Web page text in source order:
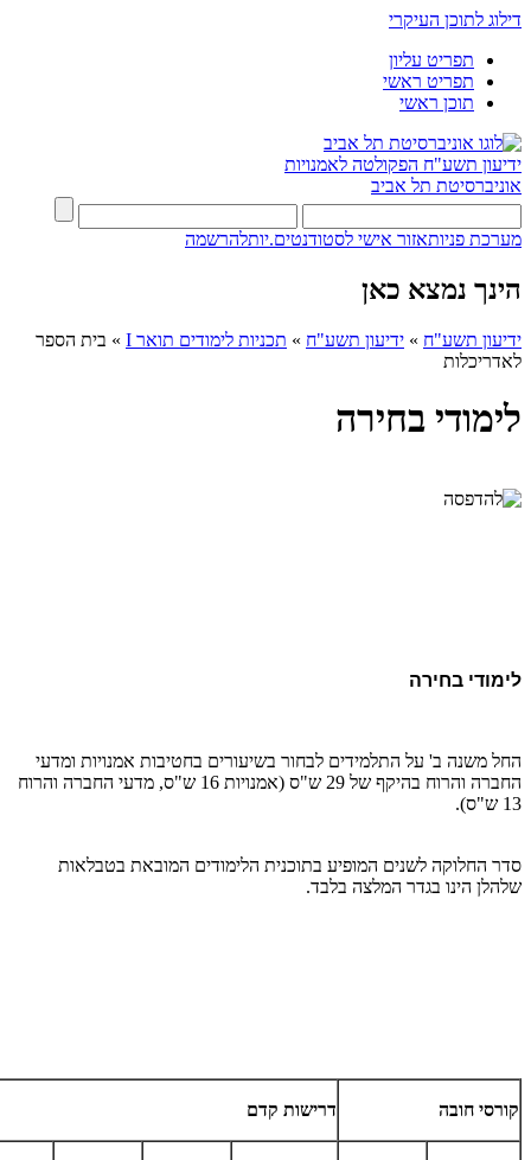
דילוג לתוכן העיקרי
תפריט עליון
תפריט ראשי
תוכן ראשי
ידיעון תשע"ח הפקולטה לאמנויות
אוניברסיטת תל אביב
מערכת פניותאזור אישי לסטודנטים.יותלהרשמה
הינך נמצא כאן
ידיעון תשע"ח » ידיעון תשע"ח » תכניות לימודים תואר I » בית הספר
לאדריכלות
לימודי בחירה
לימודי בחירה
החל משנה ב' על התלמידים לבחור בשיעורים בחטיבות אמנויות ומדעי
החברה והרוח בהיקף של 29 ש"ס (אמנויות 16 ש"ס, מדעי החברה והרוח
13 ש"ס).
סדר החלוקה לשנים המופיע בתוכנית הלימודים המובאת בטבלאות
שלהלן הינו בגדר המלצה בלבד.
קורסי חובה דרישות קדם